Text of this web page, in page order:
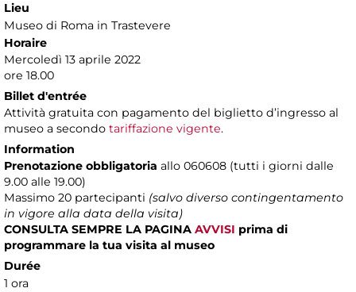
Lieu
Museo di Roma in Trastevere
Horaire
Mercoledì 13 aprile 2022
ore 18.00
Billet d'entrée
Attività gratuita con pagamento del biglietto d’ingresso al
museo a secondo tariffazione vigente.
Information
Prenotazione obbligatoria allo 060608 (tutti i giorni dalle
9.00 alle 19.00)
Massimo 20 partecipanti (salvo diverso contingentamento
in vigore alla data della visita)
CONSULTA SEMPRE LA PAGINA AVVISI prima di
programmare la tua visita al museo
Durée
1 ora